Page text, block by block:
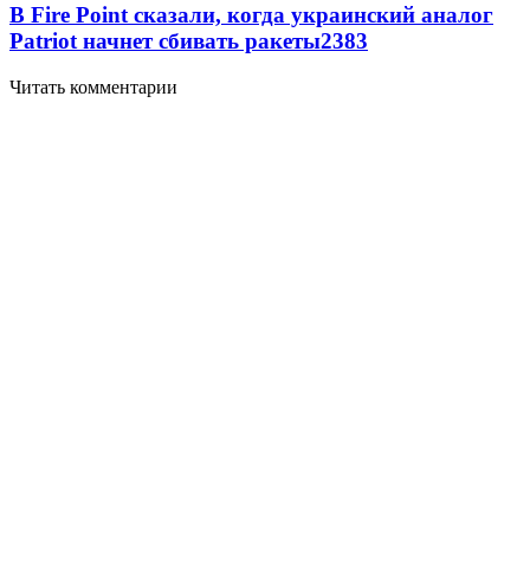
В Fire Point сказали, когда украинский аналог
Patriot начнет сбивать ракеты2383
Читать комментарии